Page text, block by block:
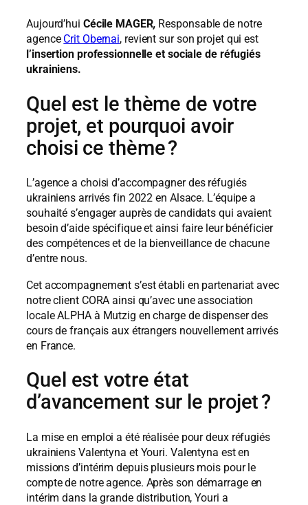
Aujourd’hui Cécile MAGER, Responsable de notre
agence Crit Obernai, revient sur son projet qui est
l’insertion professionnelle et sociale de réfugiés
ukrainiens.
Quel est le thème de votre
projet, et pourquoi avoir
choisi ce thème ?
L’agence a choisi d’accompagner des réfugiés
ukrainiens arrivés fin 2022 en Alsace. L’équipe a
souhaité s’engager auprès de candidats qui avaient
besoin d’aide spécifique et ainsi faire leur bénéficier
des compétences et de la bienveillance de chacune
d’entre nous.
Cet accompagnement s’est établi en partenariat avec
notre client CORA ainsi qu’avec une association
locale ALPHA à Mutzig en charge de dispenser des
cours de français aux étrangers nouvellement arrivés
en France.
Quel est votre état
d’avancement sur le projet ?
La mise en emploi a été réalisée pour deux réfugiés
ukrainiens Valentyna et Youri. Valentyna est en
missions d’intérim depuis plusieurs mois pour le
compte de notre agence. Après son démarrage en
intérim dans la grande distribution, Youri a